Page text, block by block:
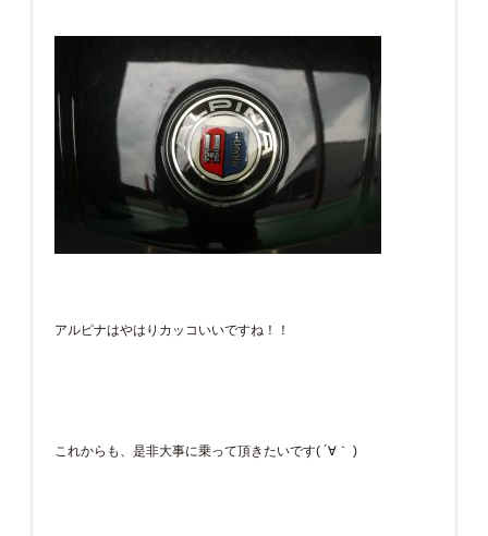
アルピナはやはりカッコいいですね！！
これからも、是非大事に乗って頂きたいです( ´∀｀ )